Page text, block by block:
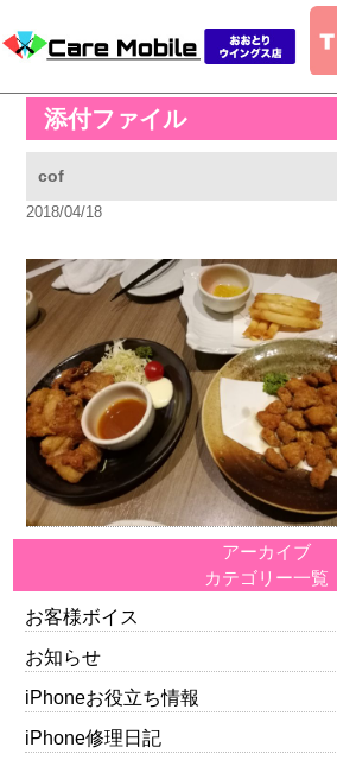
添付ファイル
cof
2018/04/18
アーカイブ
カテゴリー一覧
お客様ボイス
お知らせ
iPhoneお役立ち情報
iPhone修理日記